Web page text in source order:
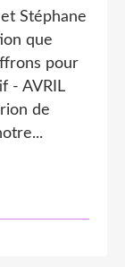
Stéphane
que
pour
- AVRIL
de